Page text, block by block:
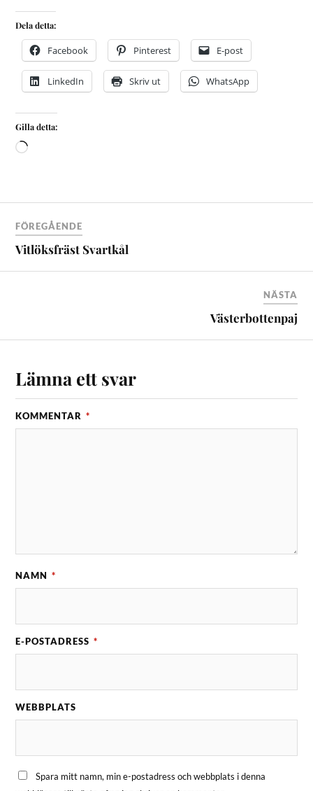
Dela detta:
Facebook Pinterest E-post
LinkedIn Skriv ut WhatsApp
Gilla detta:
FÖREGÅENDE
Vitlöksfräst Svartkål
NÄSTA
Västerbottenpaj
Lämna ett svar
KOMMENTAR *
NAMN *
E-POSTADRESS *
WEBBPLATS
Spara mitt namn, min e-postadress och webbplats i denna